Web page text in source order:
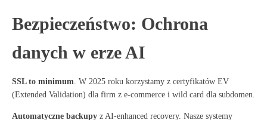
Bezpieczeństwo: Ochrona
danych w erze AI
SSL to minimum. W 2025 roku korzystamy z certyfikatów EV
(Extended Validation) dla firm z e-commerce i wild card dla subdomen.
Automatyczne backupy z AI-enhanced recovery. Nasze systemy